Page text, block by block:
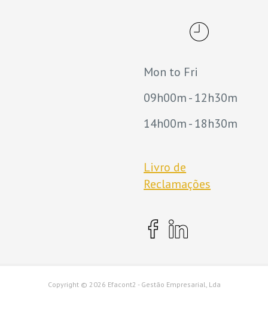
Mon to Fri
09h00m - 12h30m
14h00m - 18h30m
Livro de
Reclamações
Copyright © 2026 Efacont2 - Gestão Empresarial, Lda